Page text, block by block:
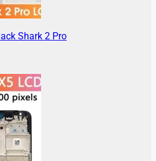
Shark 2 Pro